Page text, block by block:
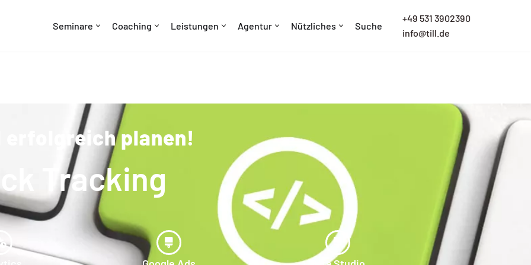
Seminare Coaching Leistungen Agentur Nützliches Suche
+49 531 3902390
info@till.de
erfolgreich planen!
Tracking